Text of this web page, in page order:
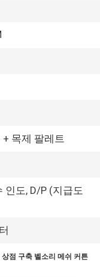
+ 목제 팔레트
인도, D/P (지급도
상점 구축 벨소리 메쉬 커튼